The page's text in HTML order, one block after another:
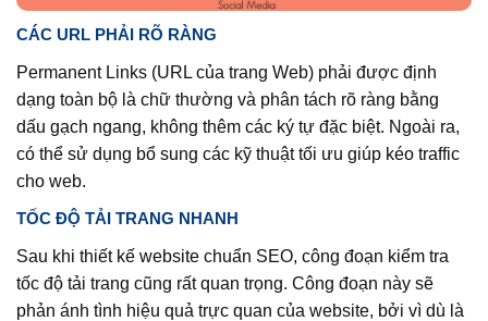
CÁC URL PHẢI RÕ RÀNG
Permanent Links (URL của trang Web) phải được định
dạng toàn bộ là chữ thường và phân tách rõ ràng bằng
dấu gạch ngang, không thêm các ký tự đặc biệt. Ngoài ra,
có thể sử dụng bổ sung các kỹ thuật tối ưu giúp kéo traffic
cho web.
TỐC ĐỘ TẢI TRANG NHANH
Sau khi thiết kế website chuẩn SEO, công đoạn kiểm tra
tốc độ tải trang cũng rất quan trọng. Công đoạn này sẽ
phản ánh tình hiệu quả trực quan của website, bởi vì dù là